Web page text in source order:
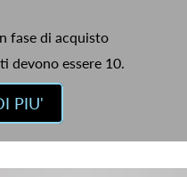
fase di acquisto
devono essere 10.
PIU'